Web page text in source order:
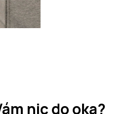
nic do oka?